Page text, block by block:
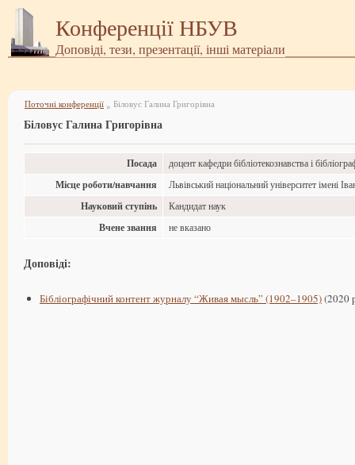
Конференції НБУВ
Доповіді, тези, презентації, інші матеріали
Поточні конференції » Біловус Галина Григорівна
Біловус Галина Григорівна
Посада доцент кафедри бібліотекознавства і
Місце роботи/навчання Львівський національний університет імені
Науковий ступінь Кандидат наук
Вчене звання не вказано
Доповіді:
Бібліографічний контент журналу “Живая мысль” (1902–1905)(2020